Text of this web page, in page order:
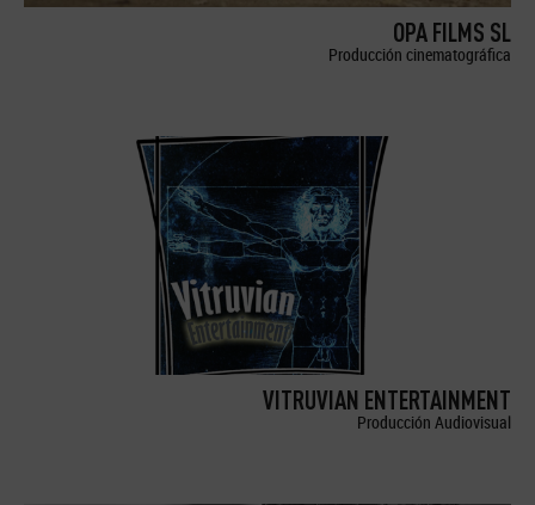
OPA FILMS SL
Producción cinematográfica
VITRUVIAN ENTERTAINMENT
Producción Audiovisual